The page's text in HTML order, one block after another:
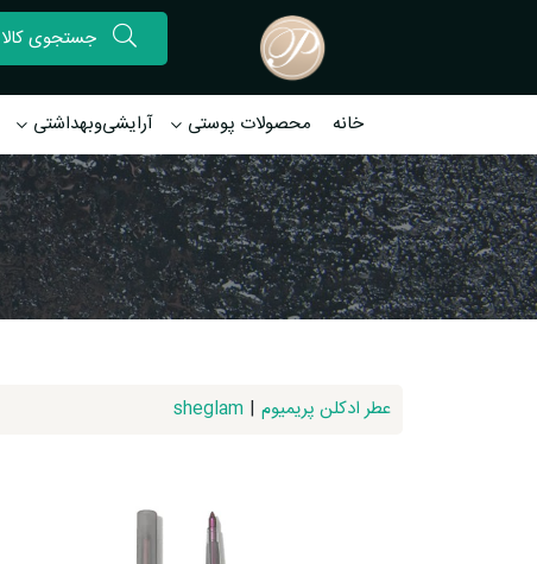
خانه محصولات پوستی آرایشی‌وبهداشتی
عطر ادکلن پریمیوم |
sheglam